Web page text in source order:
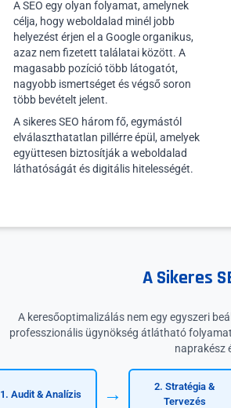
A SEO egy olyan folyamat, amelynek
célja, hogy weboldalad minél jobb
helyezést érjen el a Google organikus,
azaz nem fizetett találatai között. A
magasabb pozíció több látogatót,
nagyobb ismertséget és végső soron
több bevételt jelent.
A sikeres SEO három fő, egymástól
elválaszthatatlan pillérre épül, amelyek
együttesen biztosítják a weboldalad
láthatóságát és digitális hitelességét.
A Sikeres
A keresőoptimalizálás nem egy egyszeri
professzionális ügynökség átlátható
naprakész
1. Audit & Analízis →
2. Stratégia &
Tervezés